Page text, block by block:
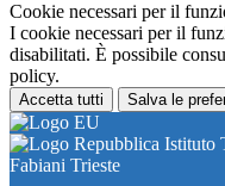
Cookie necessari per il
I cookie necessari per il
disabilitati. È possibile
policy.
Accetta tutti Salva le
Istituto
Fabiani Trieste